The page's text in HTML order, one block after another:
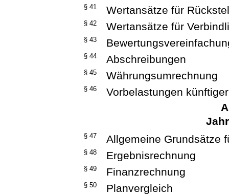
§ 41 Wertansätze für
§ 42 Wertansätze für
§ 43
§ 44 Abschreibungen
§ 45 Währungsumrechnung
§ 46
Vorbelastungen
§ 47 Allgemeine Grundsätze
§ 48 Ergebnisrechnung
§ 49 Finanzrechnung
§ 50 Planvergleich